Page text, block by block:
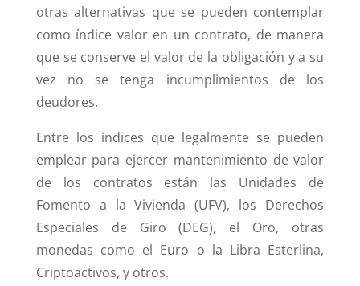
otras alternativas que se pueden contemplar
como índice valor en un contrato, de manera
que se conserve el valor de la obligación y a su
vez no se tenga incumplimientos de los
deudores.
Entre los índices que legalmente se pueden
emplear para ejercer mantenimiento de valor
de los contratos están las Unidades de
Fomento a la Vivienda (UFV), los Derechos
Especiales de Giro (DEG), el Oro, otras
monedas como el Euro o la Libra Esterlina,
Criptoactivos, y otros.